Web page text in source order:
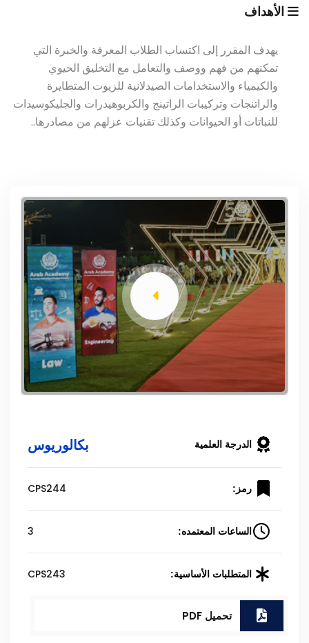
الأهداف
يهدف المقرر إلى اكتساب الطلاب المعرفة والخبرة التي
تمكنهم من فهم ووصف والتعامل مع التخليق الحيوي
والكيمياء والاستخدامات الصيدلانية للزيوت المتطايرة
والراتنجات وتركيبات الراتينج والكربوهيدرات والجليكوسيدات
للنباتات أو الحيوانات وكذلك تقنيات عزلهم من مصادرها..
الدرجة العلمية بكالوريوس
رمز: CPS244
الساعات المعتمده: 3
المتطلبات الأساسية: CPS243
تحميل PDF